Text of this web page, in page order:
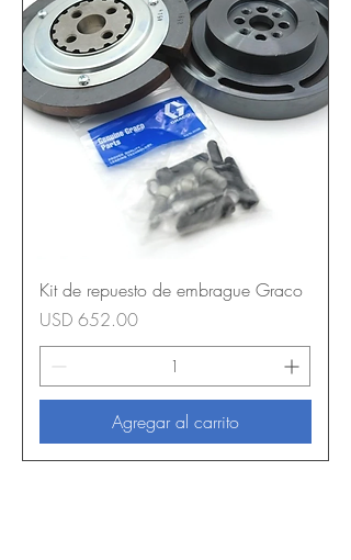
Kit de repuesto de embrague Graco
Precio
USD 652.00
Agregar al carrito